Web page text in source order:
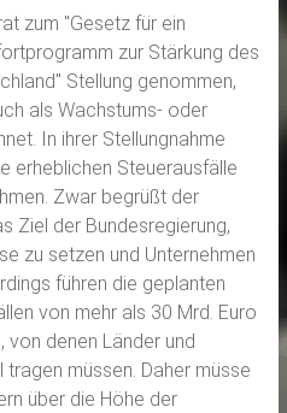
zum "Gesetz für ein
zur Stärkung des
Stellung genommen,
als Wachstums- oder
In ihrer Stellungnahme
erheblichen Steuerausfälle
Zwar begrüßt der
Ziel der Bundesregierung,
zu setzen und Unternehmen
führen die geplanten
von mehr als 30 Mrd. Euro
von denen Länder und
müssen. Daher müsse
über die Höhe der